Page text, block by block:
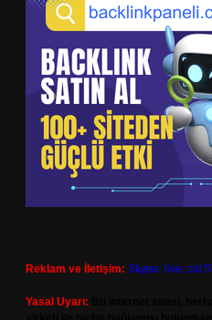
Reklam ve İletişim: Skype:
Yasal Uyarı: